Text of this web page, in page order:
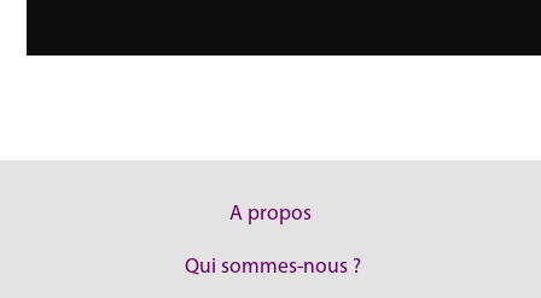
A propos
Qui sommes-nous ?